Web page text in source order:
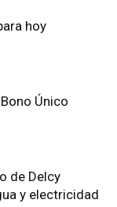
hoy
Único
de Delcy
y electricidad